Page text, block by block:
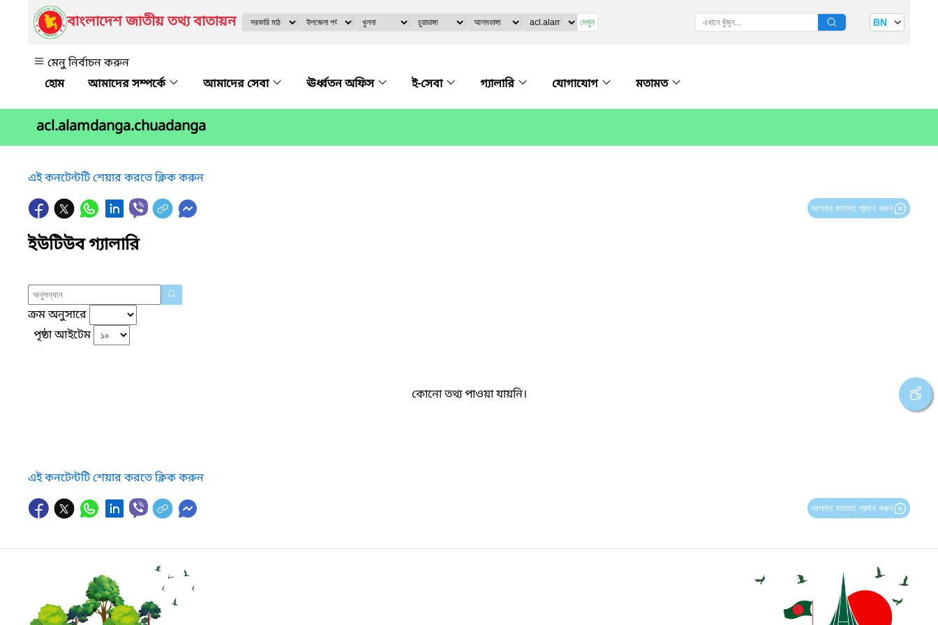
বাংলাদেশ জাতীয় তথ্য বাতায়ন দেখুন BN
মেনু নির্বাচন করুন
আমাদের সম্পর্কে
আমাদের সেবা ঊর্ধ্বতন অফিস ই-সেবা গ্যালারি যোগাযোগ মতামত
acl.alamdanga.chuadanga
এই কনটেন্টটি শেয়ার করতে ক্লিক করুন
আপনার মতামত প্রদান করুন
ইউটিউব গ্যালারি
ক্রম অনুসারে
পৃষ্ঠা আইটেম
কোনো তথ্য পাওয়া যায়নি।
এই কনটেন্টটি শেয়ার করতে ক্লিক করুন
আপনার মতামত প্রদান করুন